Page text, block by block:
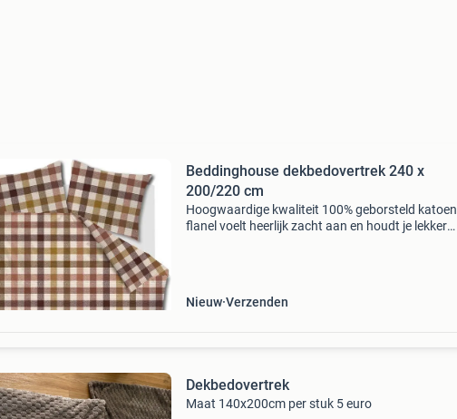
Beddinghouse dekbedovertrek 240 x
200/220 cm
Hoogwaardige kwaliteit 100% geborsteld katoen
flanel voelt heerlijk zacht aan en houdt je lekker
Nieuw Verzenden
Dekbedovertrek
Maat 140x200cm per stuk 5 euro